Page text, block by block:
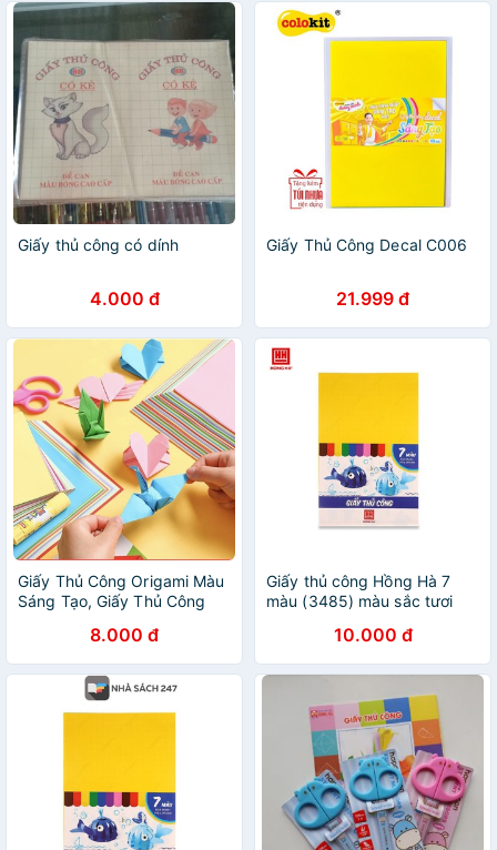
Giấy thủ công có dính
4.000 đ
Giấy Thủ Công Decal C006
21.999 đ
Giấy Thủ Công Origami Màu
Sáng Tạo, Giấy Thủ Công
8.000 đ
Giấy thủ công Hồng Hà 7
màu (3485) màu sắc tươi
học cắt dán hình thủ công.
10.000 đ